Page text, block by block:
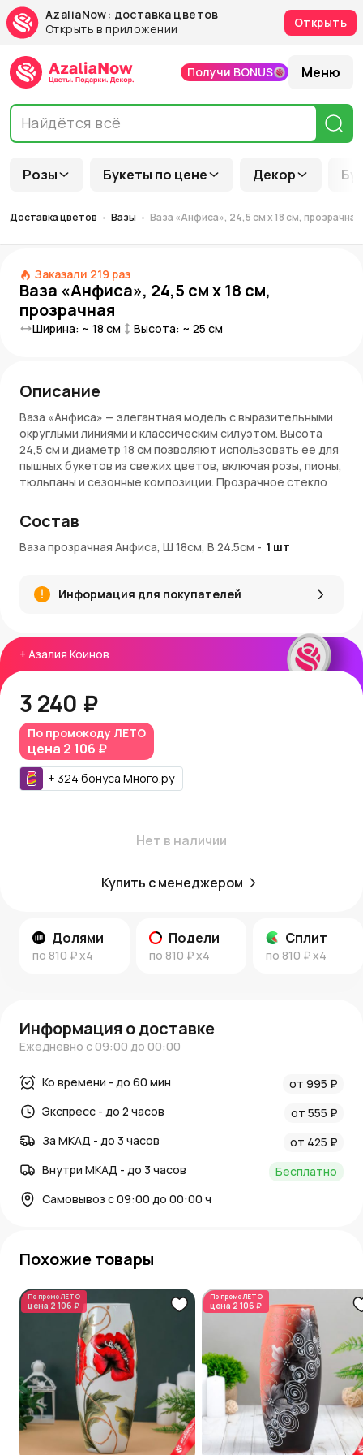
AzaliaNow: доставка цветов
Открыть в приложении
Открыть
Розы Букеты по цене Декор
Получи BONUS Меню
Доставка цветов Вазы Ваза «Анфиса», 24,5 см x 18 см, прозрачная
Заказали 219 раз
Ваза «Анфиса», 24,5 см x 18 см,
прозрачная
Ширина: ~ 18 см Высота: ~ 25 см
+ Азалия Коинов
3 240 ₽
По промокоду ЛЕТО
цена 2 106 ₽
+ 324 бонуса Много.ру
Нет в наличии
Купить с менеджером
Долями
по 810 ₽x4
Подели
по 810 ₽x4
Сплит
по 810 ₽x4
Описание
Ваза «Анфиса» — элегантная модель с выразительными
округлыми линиями и классическим силуэтом. Высота
24,5 см и диаметр 18 см позволяют использовать ее для
пышных букетов из свежих цветов, включая розы, пионы,
тюльпаны и сезонные композиции. Прозрачное стекло
стиля, подчеркивая естественную красоту растений и
не отвлекая внимание от цвета и формы букета.
Преимущества:
Универсальный прозрачный дизайн
Подходит для крупных букетов
Покупка и доставка:
AzaliaNow с удобной доставкой по Москве и
Московской области. За каждый заказ вы получаете
Азалия Коины, которые можно использовать при
следующих покупках.
Больше вдохновения:
Состав
Ваза прозрачная Анфиса, Ш 18см, В 24.5см - 1 шт
Информация для покупателей
Информация о доставке
Ежедневно с 09:00 до 00:00
Ко времени - до 60 мин
от 995 ₽
Экспресс - до 2 часов
от 555 ₽
За МКАД - до 3 часов
от 425 ₽
Внутри МКАД - до 3 часов
Бесплатно
Самовывоз с 09:00 до 00:00 ч
Похожие товары
По промоЛЕТО
цена 2 106 ₽
По промоЛЕТО
цена 2 106 ₽